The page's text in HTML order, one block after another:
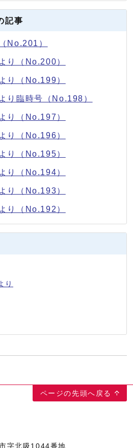
記事
No.201）
り（No.200）
り（No.199）
り臨時号（No.198）
り（No.197）
り（No.196）
り（No.195）
り（No.194）
り（No.193）
り（No.192）
り
ページの先頭へ戻る
字北吸1044番地